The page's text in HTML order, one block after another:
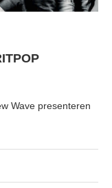
Wave presenteren